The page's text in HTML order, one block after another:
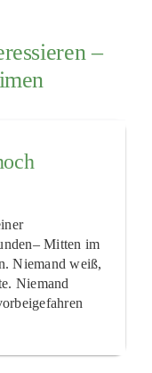
–
Mitten im
Niemand weiß,
Niemand